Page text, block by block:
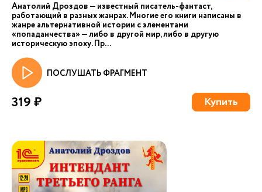
Анатолий Дроздов — известный писатель-фантаст,
работающий в разных жанрах. Многие его книги написаны в
жанре альтернативной истории с элементами
«попаданчества» — либо в другой мир, либо в другую
историческую эпоху. Пр...
ПОСЛУШАТЬ ФРАГМЕНТ
319 ₽ Купить